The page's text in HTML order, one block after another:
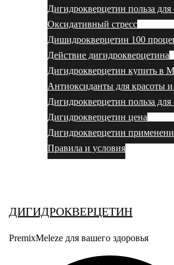
Дигидрокверцетин польза для
Оксидативный стресс
Дишидрокверцетин 100
Действие дигидрокверцетина
Дигидрокверцетин купить в
Антиоксиданты для красоты
Дигидрокверцетин польза для
Дигидрокверцетин цена
Дигидрокверцетин
Правила и условия
ДИГИДРОКВЕРЦЕТИН
PremixMeleze для вашего здоровья